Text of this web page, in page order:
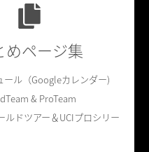
めページ集
ール（Googleカレンダー)
& ProTeam
ルドツアー＆UCIプロシリー